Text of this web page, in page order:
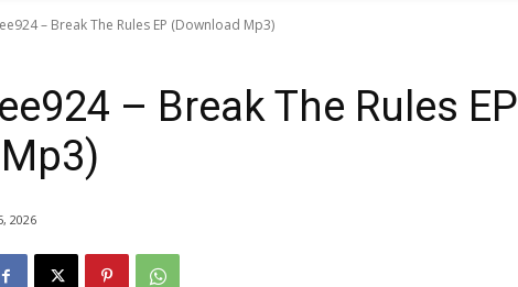
– Break The Rules EP (Download Mp3)
– Break The Rules EP
2026